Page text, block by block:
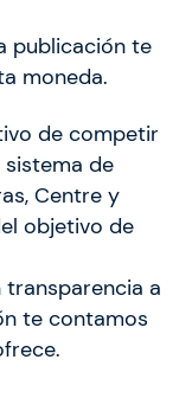
publicación te
moneda.
de competir
sistema de
Centre y
objetivo de
transparencia a
te contamos